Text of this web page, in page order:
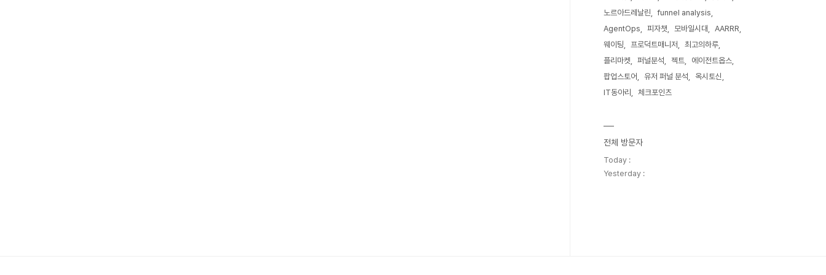
노르아드레날린
funnel analysis
AgentOps
피자챗 모바일시대
AARRR
웨이팅
프로덕트매니저
최고의하루
플리마켓
퍼널분석 젝트
에이전트옵스
팝업스토어
유저 퍼널 분석
옥시토신
IT동아리
체크포인츠
전체 방문자
Today :
Yesterday :